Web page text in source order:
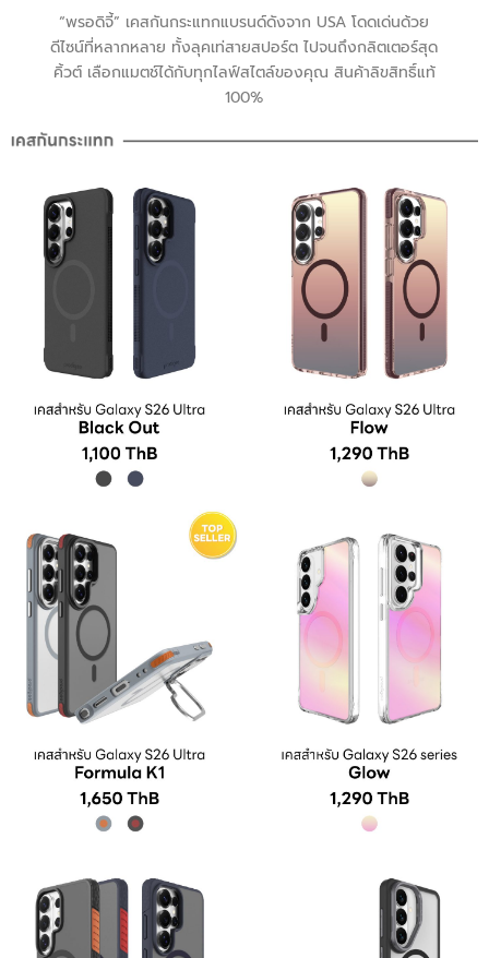
“พรอดิจี้” เคสกันกระแทกแบรนด์ดังจาก USA โดดเด่นด้วย
ดีไซน์ที่หลากหลาย ทั้งลุคเท่สายสปอร์ต ไปจนถึงกลิตเตอร์สุด
คิ้วต์ เลือกแมตช์ได้กับทุกไลฟ์สไตล์ของคุณ สินค้าลิขสิทธิ์แท้
100%